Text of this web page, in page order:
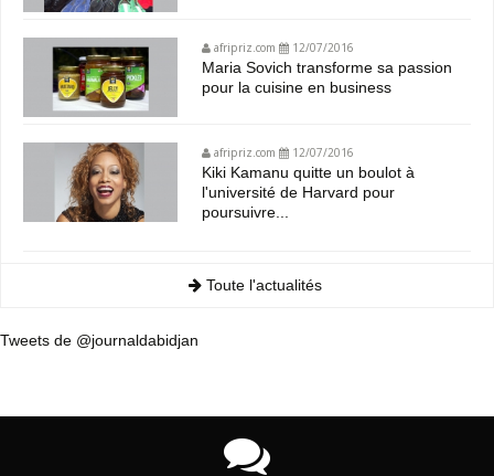
afripriz.com 12/07/2016
Maria Sovich transforme sa passion
pour la cuisine en business
afripriz.com 12/07/2016
Kiki Kamanu quitte un boulot à
l'université de Harvard pour
poursuivre...
Toute l'actualités
Tweets de @journaldabidjan